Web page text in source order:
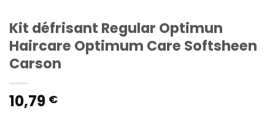
Kit défrisant Regular Optimun
Haircare Optimum Care Softsheen
Carson
10,79 €